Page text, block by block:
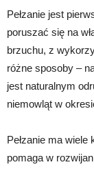
Pełzanie jest
poruszać się na
brzuchu, z
różne sposoby –
jest naturalnym
niemowląt w
Pełzanie ma
pomaga w